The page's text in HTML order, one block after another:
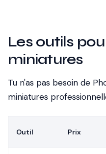
Les outils
miniatures
Tu n'as pas besoin de
miniatures
Outil Prix